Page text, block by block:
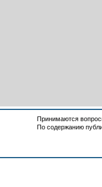
Принимаются
По содержанию